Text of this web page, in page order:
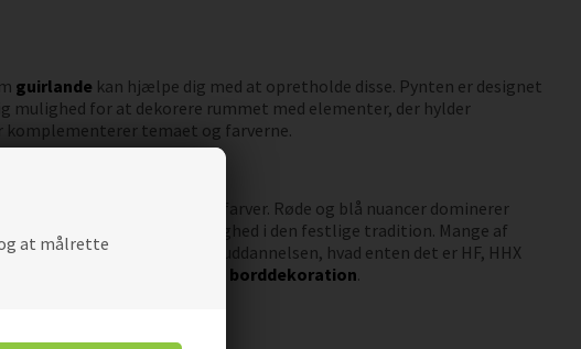
at målrette
guirlande kan hjælpe dig med at opretholde disse. Pynten er designet
for at dekorere rummet med elementer, der hylder
temaet og farverne.
uddannelsens officielle farver. Røde og blå nuancer dominerer
og skaber genkendelighed i den festlige tradition. Mange af
kan matche farverne på uddannelsen, hvad enten det er HF, HHX
borddekoration.